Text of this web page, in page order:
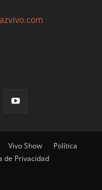
Vivo Show
Política
de Privacidad